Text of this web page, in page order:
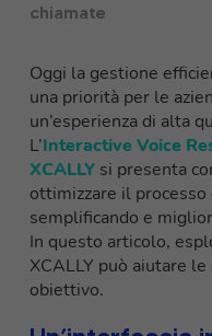
chiamate
Oggi la gestione
una priorità per le
un’esperienza di alta
L’Interactive Voice
XCALLY si presenta
ottimizzare il
semplificando e
In questo articolo,
XCALLY può aiutare
obiettivo.